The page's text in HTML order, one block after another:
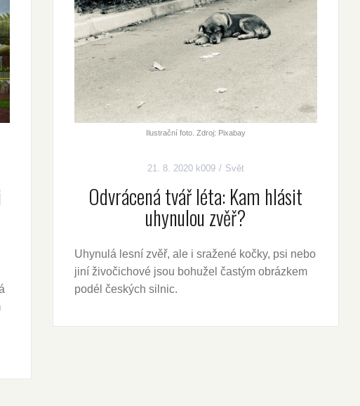
Ilustrační foto. Zdroj: Pixabay
21. 8. 2020 k009 Svět
Odvrácená tvář léta: Kam hlásit
uhynulou zvěř?
Uhynulá lesní zvěř, ale i sražené kočky, psi nebo
jiní živočichové jsou bohužel častým obrázkem
podél českých silnic.